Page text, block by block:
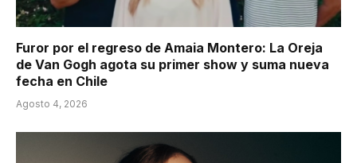
Furor por el regreso de Amaia Montero: La Oreja
de Van Gogh agota su primer show y suma nueva
fecha en Chile
Agosto 4, 2026